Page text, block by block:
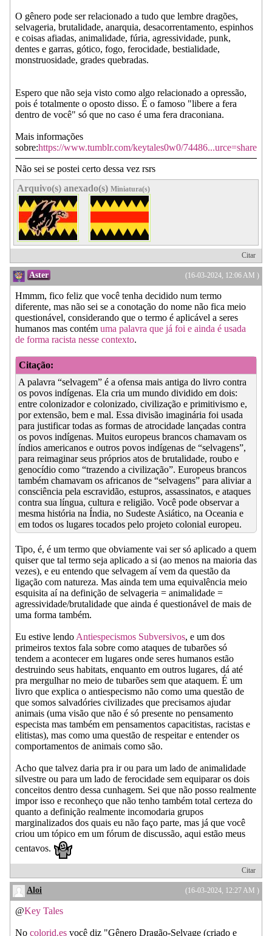
O gênero pode ser relacionado a tudo que lembre dragões,
selvageria, brutalidade, anarquia, desacorrentamento, espinhos
e coisas afiadas, animalidade, fúria, agressividade, punk,
dentes e garras, gótico, fogo, ferocidade, bestialidade,
monstruosidade, grades quebradas.
Espero que não seja visto como algo relacionado a opressão,
pois é totalmente o oposto disso. É o famoso "libere a fera
dentro de você" só que no caso é uma fera draconiana.
Mais informações
sobre:https://www.tumblr.com/keytales0w0/74486...urce=share
Não sei se postei certo dessa vez rsrs
Arquivo(s) anexado(s) Miniatura(s)
Citar
(16-03-2024, 12:06 AM )
Aster
Hmmm, fico feliz que você tenha decidido num termo
diferente, mas não sei se a conotação do nome não fica meio
questionável, considerando que o termo é aplicável a seres
humanos mas contém uma palavra que já foi e ainda é usada
de forma racista nesse contexto.
Citação:
A palavra “selvagem” é a ofensa mais antiga do livro contra
os povos indígenas. Ela cria um mundo dividido em dois:
entre colonizador e colonizado, civilização e primitivismo e,
por extensão, bem e mal. Essa divisão imaginária foi usada
para justificar todas as formas de atrocidade lançadas contra
os povos indígenas. Muitos europeus brancos chamavam os
índios americanos e outros povos indígenas de “selvagens”,
para reimaginar seus próprios atos de brutalidade, roubo e
genocídio como “trazendo a civilização”. Europeus brancos
também chamavam os africanos de “selvagens” para aliviar a
consciência pela escravidão, estupros, assassinatos, e ataques
contra sua língua, cultura e religião. Você pode observar a
mesma história na Índia, no Sudeste Asiático, na Oceania e
em todos os lugares tocados pelo projeto colonial europeu.
Tipo, é, é um termo que obviamente vai ser só aplicado a quem
quiser que tal termo seja aplicado a si (ao menos na maioria das
vezes), e eu entendo que selvagem aí vem da questão da
ligação com natureza. Mas ainda tem uma equivalência meio
esquisita aí na definição de selvageria = animalidade =
agressividade/brutalidade que ainda é questionável de mais de
uma forma também.
Eu estive lendo Antiespecismos Subversivos, e um dos
primeiros textos fala sobre como ataques de tubarões só
tendem a acontecer em lugares onde seres humanos estão
destruindo seus habitats, enquanto em outros lugares, dá até
pra mergulhar no meio de tubarões sem que ataquem. É um
livro que explica o antiespecismo não como uma questão de
que somos salvadóries civilizades que precisamos ajudar
animais (uma visão que não é só presente no pensamento
especista mas também em pensamentos capacitistas, racistas e
elitistas), mas como uma questão de respeitar e entender os
comportamentos de animais como são.
Acho que talvez daria pra ir ou para um lado de animalidade
silvestre ou para um lado de ferocidade sem equiparar os dois
conceitos dentro dessa cunhagem. Sei que não posso realmente
impor isso e reconheço que não tenho também total certeza do
quanto a definição realmente incomodaria grupos
marginalizados dos quais eu não faço parte, mas já que você
criou um tópico em um fórum de discussão, aqui estão meus
centavos.
Citar
(16-03-2024, 12:27 AM )
Aloi
@Key Tales
No colorid.es você diz "Gênero Dragão-Selvage (criado e